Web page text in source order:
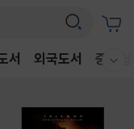
서 외국도서 중고샵